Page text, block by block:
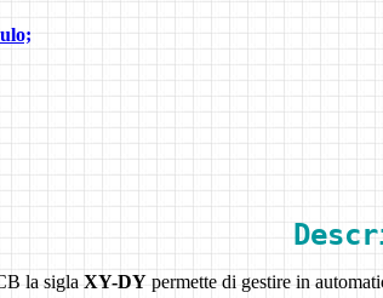
la sigla XY-DY permette di gestire in